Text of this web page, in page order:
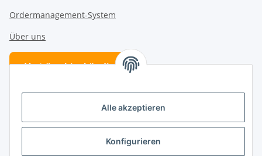
Alle akzeptieren
Konfigurieren
Ordermanagement-System
Über uns
Verträge hier kündigen
Vertrag widerrufen